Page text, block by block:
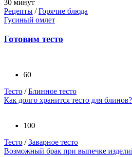
30 минут
Рецепты /Горячие блюда
Гусиный омлет
Готовим тесто
60
Тесто /Блинное тесто
Как долго хранится тесто для блинов?
100
Тесто /Заварное тесто
Возможный брак при выпечке